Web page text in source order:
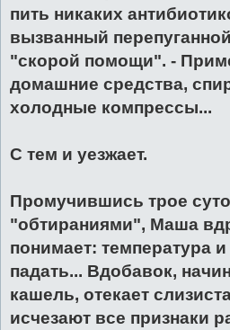
пить никаких
вызванный
"скорой помощи". -
домашние средства,
холодные компрессы...
С тем и уезжает.
Промучившись трое
"обтираниями", Маша
понимает: температура
падать... Вдобавок,
кашель, отекает
исчезают все признаки